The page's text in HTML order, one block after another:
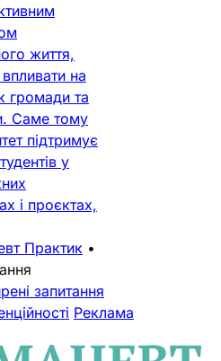
життя,
на
громади та
Саме тому
підтримує
у
і проєктах,
Практик •
запитання
Реклама